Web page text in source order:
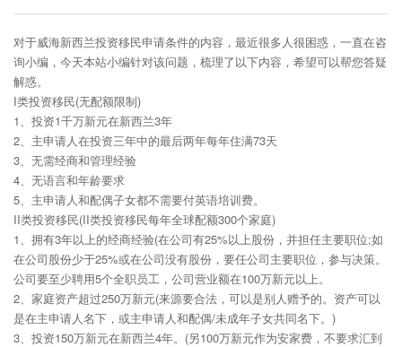
对于威海新西兰投资移民申请条件的内容，最近很多人很困惑，一直在咨
询小编，今天本站小编针对该问题，梳理了以下内容，希望可以帮您答疑
解惑。
I类投资移民(无配额限制)
1、投资1千万新元在新西兰3年
2、主申请人在投资三年中的最后两年每年住满73天
3、无需经商和管理经验
4、无语言和年龄要求
5、主申请人和配偶子女都不需要付英语培训费。
II类投资移民(II类投资移民每年全球配额300个家庭)
1、拥有3年以上的经商经验(在公司有25%以上股份，并担任主要职位;如
在公司股份少于25%或在公司没有股份，要任公司主要职位，参与决策。
公司要至少聘用5个全职员工，公司营业额在100万新元以上。
2、家庭资产超过250万新元(来源要合法，可以是别人赠予的。资产可以
是在主申请人名下，或主申请人和配偶/未成年子女共同名下。)
3、投资150万新元在新西兰4年。(另100万新元作为安家费，不要求汇到